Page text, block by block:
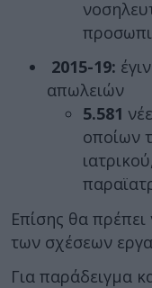
2015-19:
απωλειών
5.581
οποίων
Επίσης θα
των σχέσεων
Για παράδειγμα